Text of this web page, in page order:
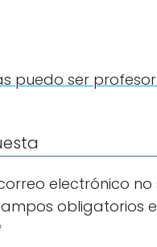
puedo ser
electrónico no
obligatorios